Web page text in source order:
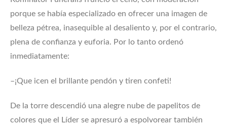
porque se había especializado en ofrecer una imagen de
belleza pétrea, inasequible al desaliento y, por el contrario,
plena de confianza y euforia. Por lo tanto ordenó
inmediatamente:
–¡Que icen el brillante pendón y tiren confeti!
De la torre descendió una alegre nube de papelitos de
colores que el Líder se apresuró a espolvorear también